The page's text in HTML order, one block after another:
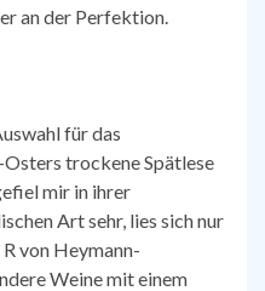
an der Perfektion.
für das
trockene Spätlese
mir in ihrer
Art sehr, lies sich nur
von Heymann-
Weine mit einem